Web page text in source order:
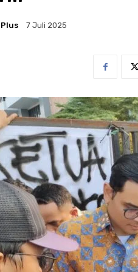
7 Juli 2025